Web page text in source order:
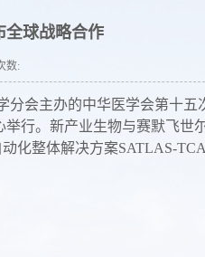
全球战略合作
数:
会主办的中华医学会第十五
行。新产业生物与赛默飞世
化整体解决方案SATLAS-